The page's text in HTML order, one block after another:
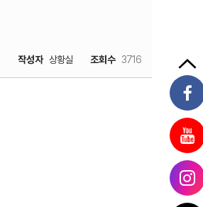
작성자 상황실 조회수 3716